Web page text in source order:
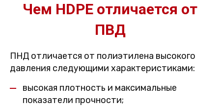
Чем HDPE отличается от
ПВД
ПНД отличается от полиэтилена высокого
давления следующими характеристиками:
высокая плотность и максимальные
показатели прочности;